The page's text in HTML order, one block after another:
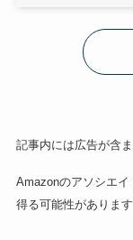
記事内には広告が含
Amazonのアソシエ
得る可能性があります